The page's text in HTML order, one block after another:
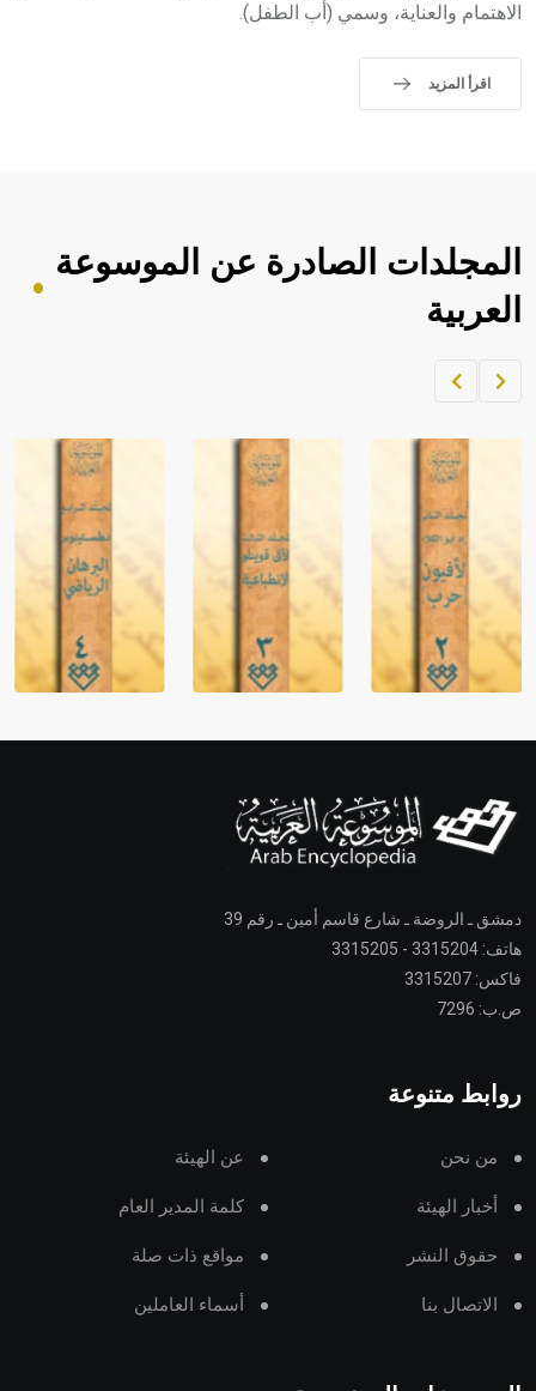
الاهتمام والعناية، وسمي (أب الطفل).
اقرأ المزيد
المجلدات الصادرة عن الموسوعة
العربية
دمشق ـ الروضة ـ شارع قاسم أمين ـ رقم 39
هاتف: 3315204 - 3315205
فاكس: 3315207
ص.ب: 7296
روابط متنوعة
من نحن عن الهيئة
أخبار الهيئة كلمة المدير العام
حقوق النشر مواقع ذات صلة
الاتصال بنا أسماء العاملين